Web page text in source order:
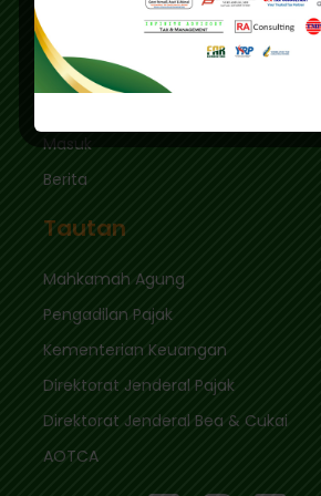
Jakarta Selatan 12410
sekretariat@ikpi.or.id
Tautan Cepat
Masuk
Berita
Tautan
Mahkamah Agung
Pengadilan Pajak
Kementerian Keuangan
Direktorat Jenderal Pajak
Direktorat Jenderal Bea & Cukai
AOTCA